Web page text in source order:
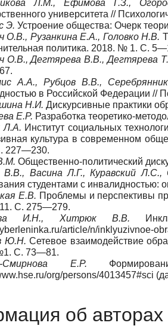
Л.М., Ефимова Г.З.,
университета //
Э. Устроение общества: Очерк
О.В., Рузанкина Е.А., Головко Н.В.
политика. 2018. № 1. С.
О.В., Дегтярева В.В., Дегтярева
А.А., Рубцов В.В.,
в Российской Федерации //
Н.И. Дискурсивные практики
Е.Р. Разработка теоретико-
Л.А. Институт социальных
культура в современном
227—230.
Общественно-политический
В.В., Васина Л.Г., Куравский Л.С.,
студентами с
Е.В. Проблемы и перспективы
С. 275—279.
И.Н., Хитрюк В.В.
article/n/inklyuzivnoe-
Ю.Н. Сетевое взаимодействие
С. 73—81.
Смирнова Е.Р.
org/persons/4013457#sci
об авторах